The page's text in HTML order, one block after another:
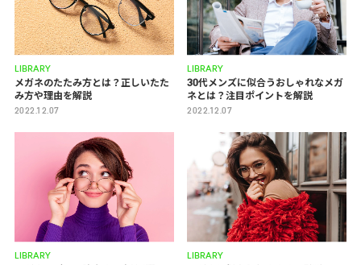
LIBRARY
メガネのたたみ方とは？正しいたた
み方や理由を解説
2022.12.07
LIBRARY
30代メンズに似合うおしゃれなメガ
ネとは？注目ポイントを解説
2022.12.07
LIBRARY LIBRARY